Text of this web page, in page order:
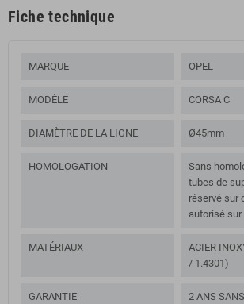
Fiche technique
MARQUE OPEL
MODÈLE CORSA C
DIAMÈTRE DE LA LIGNE Ø45mm
HOMOLOGATION
Sans
tubes de
réservé sur
autorisé
MATÉRIAUX
ACIER
/ 1.4301)
GARANTIE
2 ANS